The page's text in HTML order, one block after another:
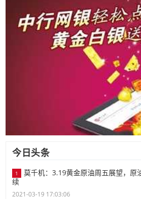
今日头条
1
莫千机：3.19黄金原油周五展望，原
续
2021-03-19 17:03:06